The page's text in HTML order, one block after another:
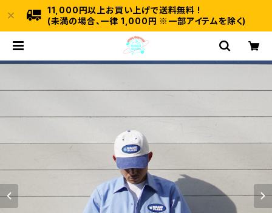
11,000円以上お買い上げで送料無料 !
(未満の場合、一律 1,000円 ※一部アイテムを除く)